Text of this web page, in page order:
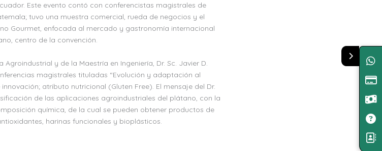
Este evento contó con conferencistas magistrales de
tuvo una muestra comercial, rueda de negocios y el
Gourmet, enfocada al mercado y gastronomía internacional
centro de la convención.
y de la Maestría en Ingeniería, Dr. Sc. Javier D.
magistrales tituladas “Evolución y adaptación al
atributo nutricional (Gluten Free). El mensaje del Dr.
de las aplicaciones agroindustriales del plátano, con la
química, de la cual se pueden obtener productos de
harinas funcionales y bioplásticos.